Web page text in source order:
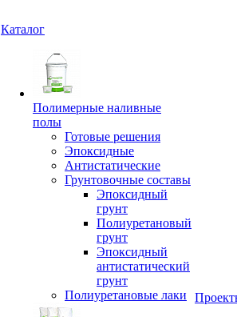
Каталог
Полимерные наливные
полы
Готовые решения
Эпоксидные
Антистатические
Грунтовочные составы
Эпоксидный
грунт
Полиуретановый
грунт
Эпоксидный
антистатический
грунт
Полиуретановые лаки